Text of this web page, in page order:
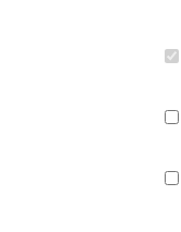
AZ 5
STEWART